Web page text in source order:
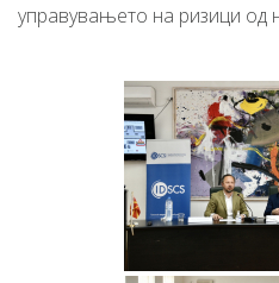
управувањето на ризици од